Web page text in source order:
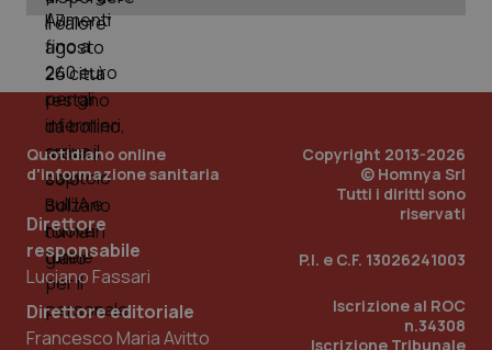
Quotidiano online
d'informazione sanitaria
Direttore
responsabile
Luciano Fassari
Direttore editoriale
Francesco Maria Avitto
Copyright 2013-2026
© Homnya Srl
Tutti i diritti sono
riservati
P.I. e C.F. 13026241003
Iscrizione al ROC
n.34308
Iscrizione Tribunale
PHPSESSID
PHP.net